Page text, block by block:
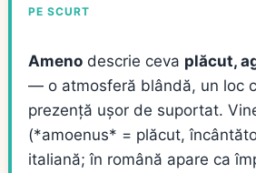
PE SCURT
Ameno descrie ceva plăcut,
— o atmosferă blândă, un loc
prezență ușor de suportat.
(*amoenus* = plăcut,
italiană; în română apare ca